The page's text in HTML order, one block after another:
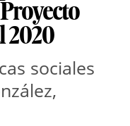
2020
sociales